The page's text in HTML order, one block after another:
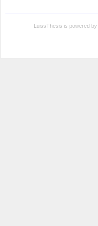
LuissThesis is powered by